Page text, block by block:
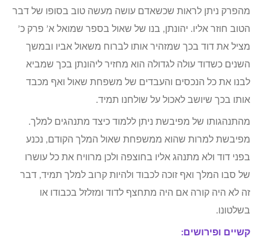
מהפרק ניתן לראות שכשאדם עושה מעשה טוב בסופו של דבר
הטוב חוזר אליו. יהונתן, בנו של שאול בספר שמואל א’ פרק כ’
מציל את דוד בכך שמזהיר אותו לברוח משאול אביו ובמשך
השנים כשדוד עולה לגדולה הוא מחזיר ליהונתן בכך שמביא
לבנו את כל הנכסים והעבדים של משפחת שאול ואף מכבד
אותו בכך שיושב לאכול על שולחנו תמיד.
מהתנהגותו של מפיבשת ניתן ללמוד כיצד מתנהגים למלך.
מפיבשת למרות שהוא ממשפחת שאול המלך הקודם, נכנע
בפני דוד ולא מתנהג אליו בחוצפה ולכן מרוויח את כל עושרו
של סבו המלך ואף זוכה לכבוד ולהיות קרוב למלך תמיד, דבר
זה לא היה קורה אם היה מתחצף לדוד ומזלזל בכבודו או
בשלטונו.
קשיים ופירושים: